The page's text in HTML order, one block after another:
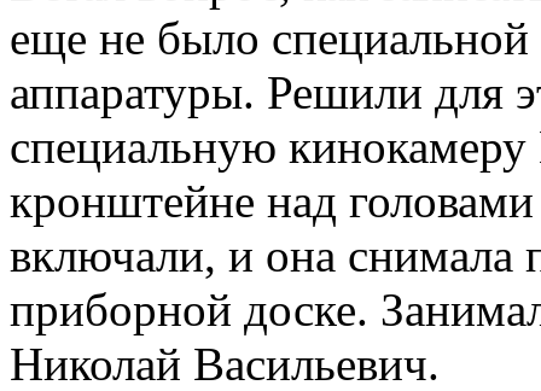
еще не было
аппаратуры. Решили для
специальную
кронштейне над
включали, и она снимала
приборной доске.
Николай Васильевич.